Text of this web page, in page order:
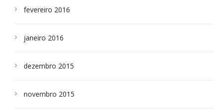
fevereiro 2016
janeiro 2016
dezembro 2015
novembro 2015